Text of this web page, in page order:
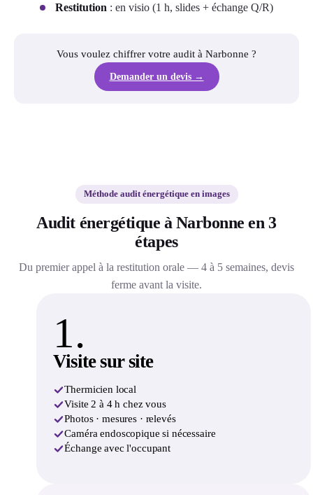
Restitution : en visio (1 h, slides + échange Q/R)
Vous voulez chiffrer votre audit à Narbonne ?
Demander un devis →
Méthode audit énergétique en images
Audit énergétique à Narbonne en 3
étapes
Du premier appel à la restitution orale — 4 à 5 semaines, devis
ferme avant la visite.
1.
Visite sur site
Thermicien local
Visite 2 à 4 h chez vous
Photos · mesures · relevés
Caméra endoscopique si nécessaire
Échange avec l'occupant